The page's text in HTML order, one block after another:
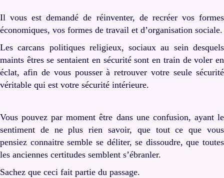
Il vous est demandé de réinventer, de recréer vos formes
économiques, vos formes de travail et d’organisation sociale.
Les carcans politiques religieux, sociaux au sein desquels
maints êtres se sentaient en sécurité sont en train de voler en
éclat, afin de vous pousser à retrouver votre seule sécurité
véritable qui est votre sécurité intérieure.
Vous pouvez par moment être dans une confusion, ayant le
sentiment de ne plus rien savoir, que tout ce que vous
pensiez connaitre semble se déliter, se dissoudre, que toutes
les anciennes certitudes semblent s’ébranler.
Sachez que ceci fait partie du passage.